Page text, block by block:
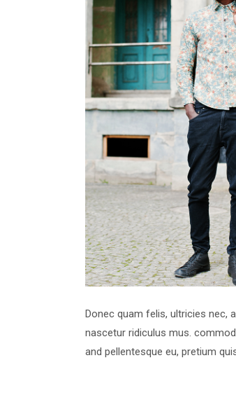
Donec quam felis, ultricies nec,
nascetur ridiculus mus.
and pellentesque eu, pretium